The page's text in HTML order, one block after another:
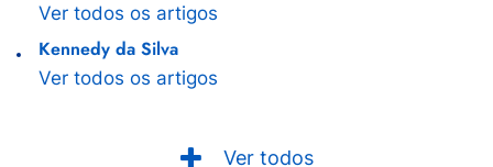
Ver todos os artigos
Kennedy da Silva
Ver todos os artigos
Ver todos